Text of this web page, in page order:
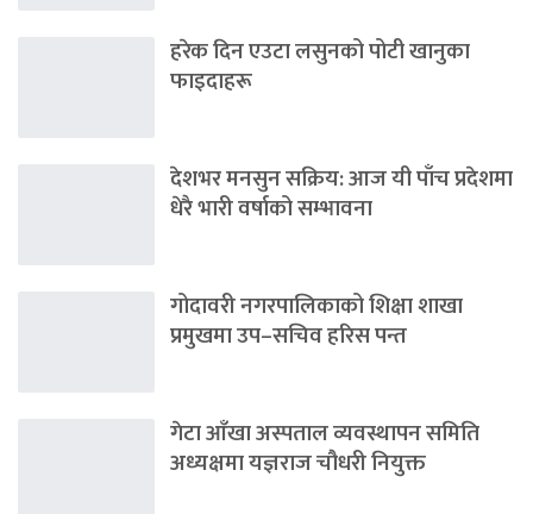
हरेक दिन एउटा लसुनको पोटी खानुका
फाइदाहरू
देशभर मनसुन सक्रिय: आज यी पाँच प्रदेशमा
धेरै भारी वर्षाको सम्भावना
गोदावरी नगरपालिकाको शिक्षा शाखा
प्रमुखमा उप–सचिव हरिस पन्त
गेटा आँखा अस्पताल व्यवस्थापन समिति
अध्यक्षमा यज्ञराज चौधरी नियुक्त